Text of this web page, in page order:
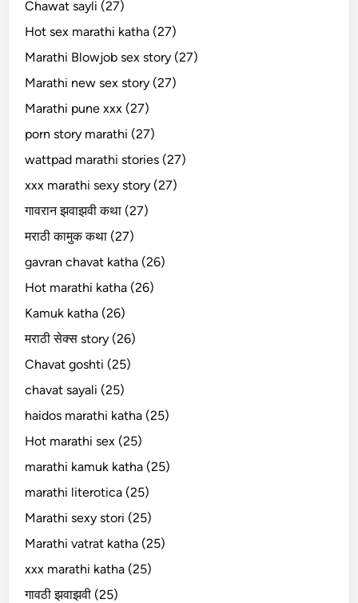
Chawat sayli (27)
Hot sex marathi katha (27)
Marathi Blowjob sex story (27)
Marathi new sex story (27)
Marathi pune xxx (27)
porn story marathi (27)
wattpad marathi stories (27)
xxx marathi sexy story (27)
गावरान झवाझवी कथा (27)
मराठी कामुक कथा (27)
gavran chavat katha (26)
Hot marathi katha (26)
Kamuk katha (26)
मराठी सेक्स story (26)
Chavat goshti (25)
chavat sayali (25)
haidos marathi katha (25)
Hot marathi sex (25)
marathi kamuk katha (25)
marathi literotica (25)
Marathi sexy stori (25)
Marathi vatrat katha (25)
xxx marathi katha (25)
गावठी झवाझवी (25)